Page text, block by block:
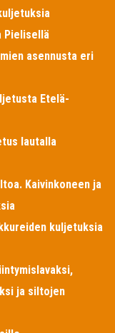
Pielisellä
asennusta eri
Etelä-
lautalla
Kaivinkoneen ja
kuljetuksia
ja siltojen